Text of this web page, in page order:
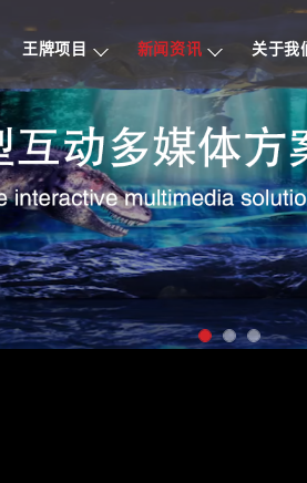
王牌项目 新闻资讯 关于我